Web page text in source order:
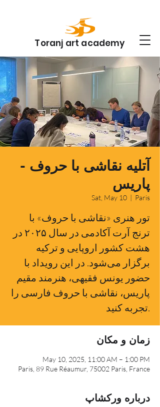
Toranj art academy
آتلیه نقاشی با حروف -
پاریس
Sat, May 10
  |
Paris
تور هنری «نقاشی با حروف» با
ترنج آرت آکادمی در سال ۲۰۲۵ در
هشت کشور اروپایی و ترکیه
برگزار می‌شود. در این رویداد با
حضور یونس فقیهی، هنرمند مقیم
پاریس، نقاشی با حروف فارسی را
تجربه کنید.
زمان و مکان
May 10, 2025, 11:00 AM – 1:00 PM
Paris, 89 Rue Réaumur, 75002 Paris, France
درباره ورکشاپ